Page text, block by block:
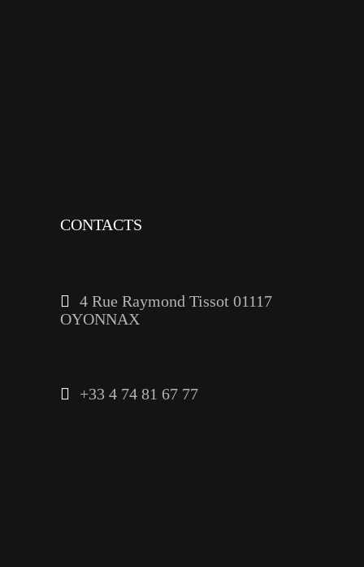
CONTACTS
4 Rue Raymond Tissot 01117
OYONNAX
+33 4 74 81 67 77